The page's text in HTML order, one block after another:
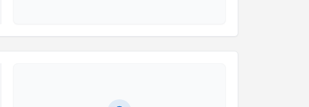
Takvim Talebini Gönder
Randevu Takvimi Talebi
Psk. Vahide Sümeyra Vural